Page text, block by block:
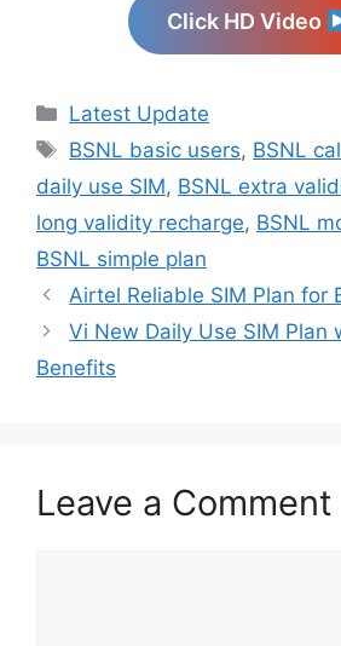
Click HD Video
Categories
Latest Update
Tags
BSNL basic users, BSNL
daily use SIM, BSNL extra
long validity recharge, BSNL
BSNL simple plan
Airtel Reliable SIM Plan for
Vi New Daily Use SIM Plan
Benefits
Leave a Comment